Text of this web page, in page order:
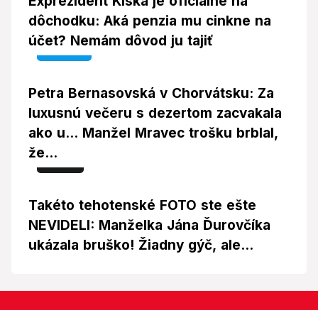
dôchodku: Aká penzia mu cinkne na
účet? Nemám dôvod ju tajiť
Video
Petra Bernasovská v Chorvátsku: Za
luxusnú večeru s dezertom zacvakala
ako u... Manžel Mravec trošku brblal,
že...
Foto
Takéto tehotenské FOTO ste ešte
NEVIDELI: Manželka Jána Ďurovčíka
ukázala bruško! Žiadny gýč, ale...